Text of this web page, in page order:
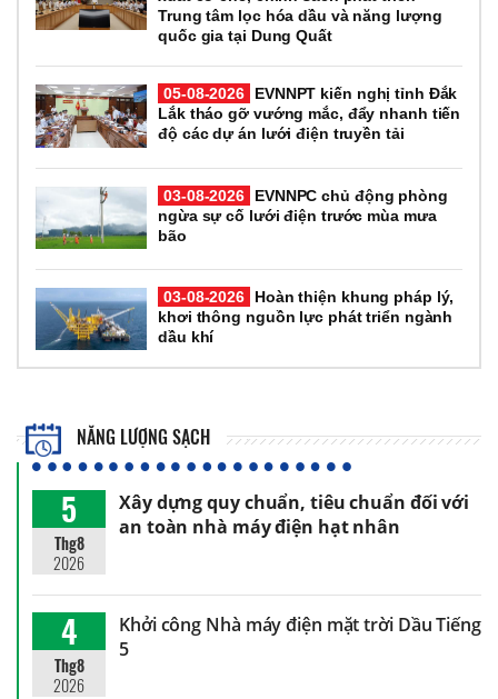
Trung tâm lọc hóa dầu và năng lượng
quốc gia tại Dung Quất
05-08-2026
EVNNPT kiến nghị tỉnh Đắk
Lắk tháo gỡ vướng mắc, đẩy nhanh tiến
độ các dự án lưới điện truyền tải
03-08-2026
EVNNPC chủ động phòng
ngừa sự cố lưới điện trước mùa mưa
bão
03-08-2026
Hoàn thiện khung pháp lý,
khơi thông nguồn lực phát triển ngành
dầu khí
NĂNG LƯỢNG SẠCH
5
Thg8
2026
Xây dựng quy chuẩn, tiêu chuẩn đối với
an toàn nhà máy điện hạt nhân
4
Thg8
2026
Khởi công Nhà máy điện mặt trời Dầu Tiếng
5